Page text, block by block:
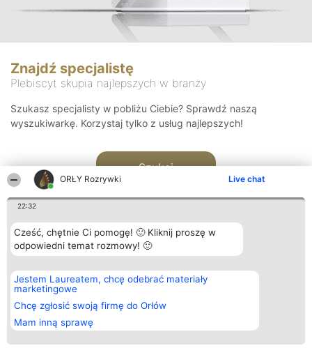
ORŁY Rozrywki Live chat
22:32
Cześć, chętnie Ci pomogę! 🙂 Kliknij proszę w
odpowiedni temat rozmowy! 🙂
Jestem Laureatem, chcę odebrać materiały
marketingowe
Chcę zgłosić swoją firmę do Orłów
Mam inną sprawę
Znajdź specjalistę
Plebiscyt skupia najlepszych w branży
Szukasz specjalisty w pobliżu Ciebie? Sprawdź naszą
wyszukiwarkę. Korzystaj tylko z usług najlepszych!
Szukaj
Organizator plebiscytu
Bright Side Solutions sp. z o.
o. sp. k.
ul. Ruska 22
Wrocław 50-079
KRS 0000749100 | Regon
381313360 | NIP 8943132676
Plebiscyt
Laureaci
wszystkich
Laureatów
Regulamin
Kontakt
Kontakt